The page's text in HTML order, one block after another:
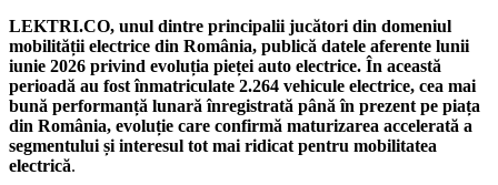
LEKTRI.CO, unul dintre principalii jucători din domeniul
mobilității electrice din România, publică datele aferente lunii
iunie 2026 privind evoluția pieței auto electrice. În această
perioadă au fost înmatriculate 2.264 vehicule electrice, cea mai
bună performanță lunară înregistrată până în prezent pe piața
din România, evoluție care confirmă maturizarea accelerată a
segmentului și interesul tot mai ridicat pentru mobilitatea
electrică.